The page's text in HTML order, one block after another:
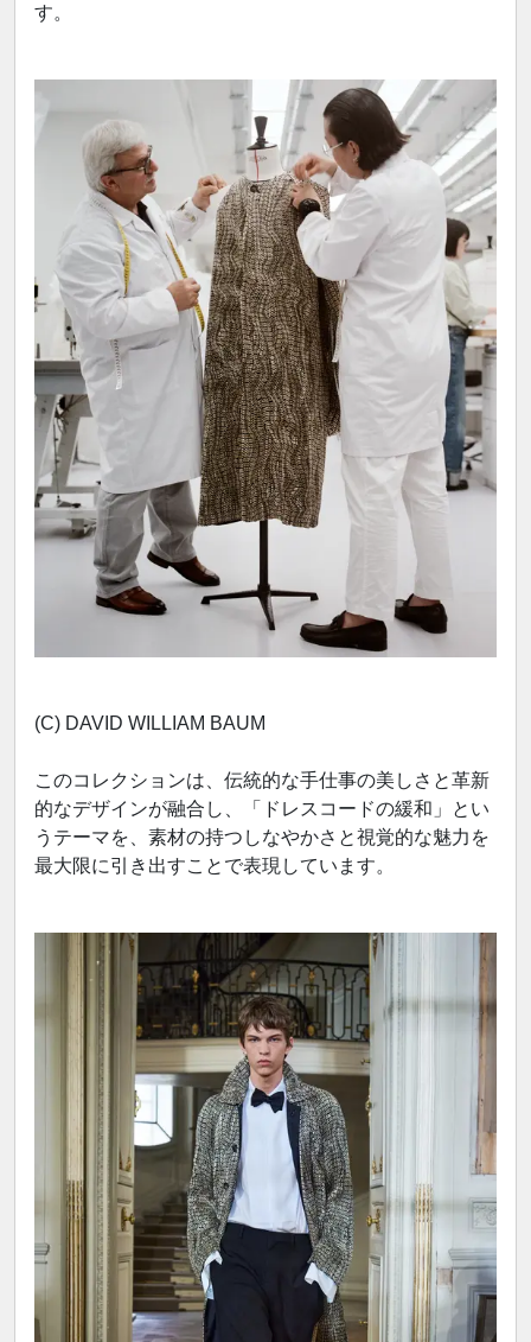
す。
(C) DAVID WILLIAM BAUM
このコレクションは、伝統的な手仕事の美しさと革新
的なデザインが融合し、「ドレスコードの緩和」とい
うテーマを、素材の持つしなやかさと視覚的な魅力を
最大限に引き出すことで表現しています。